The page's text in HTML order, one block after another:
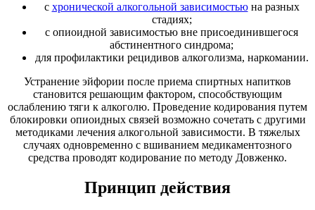
с хронической алкогольной зависимостьюна разных
стадиях;
с опиоидной зависимостью вне присоединившегося
абстинентного синдрома;
для профилактики рецидивов алкоголизма, наркомании.
Устранение эйфории после приема спиртных напитков
становится решающим фактором, способствующим
ослаблению тяги к алкоголю. Проведение кодирования путем
блокировки опиоидных связей возможно сочетать с другими
методиками лечения алкогольной зависимости. В тяжелых
случаях одновременно с вшиванием медикаментозного
средства проводят кодирование по методу Довженко.
Принцип действия